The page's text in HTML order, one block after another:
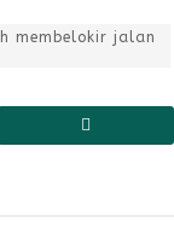
membelokir jalan